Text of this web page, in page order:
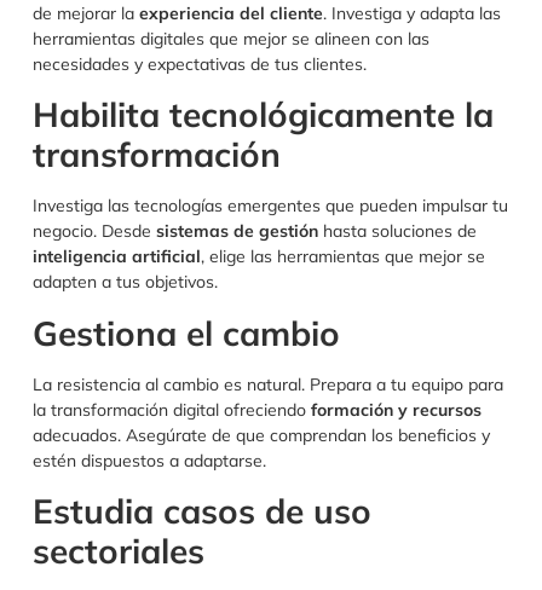
de mejorar la experiencia del cliente. Investiga y adapta las
herramientas digitales que mejor se alineen con las
necesidades y expectativas de tus clientes.
Habilita tecnológicamente la
transformación
Investiga las tecnologías emergentes que pueden impulsar tu
negocio. Desde sistemas de gestiónhasta soluciones de
inteligencia artificial, elige las herramientas que mejor se
adapten a tus objetivos.
Gestiona el cambio
La resistencia al cambio es natural. Prepara a tu equipo para
la transformación digital ofreciendo formación y recursos
adecuados. Asegúrate de que comprendan los beneficios y
estén dispuestos a adaptarse.
Estudia casos de uso
sectoriales